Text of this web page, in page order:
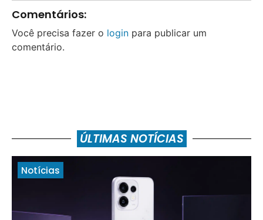
Comentários:
Você precisa fazer o login para publicar um
comentário.
ÚLTIMAS NOTÍCIAS
Notícias